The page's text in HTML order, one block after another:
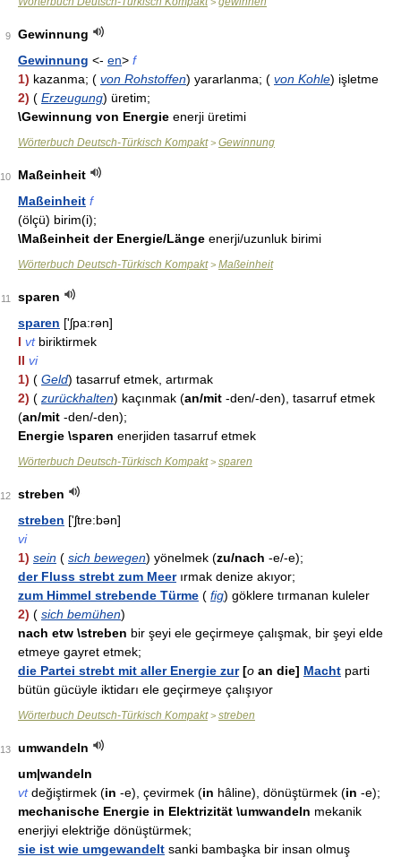
9
Gewinnung
Gewinnung <- en> f
1) kazanma; ( von Rohstoffen) yararlanma; ( von Kohle) işletme
2) ( Erzeugung) üretim;
\Gewinnung von Energie enerji üretimi
Wörterbuch Deutsch-Türkisch Kompakt> Gewinnung
10
Maßeinheit
Maßeinheit f
(ölçü) birim(i);
\Maßeinheit der Energie/Länge enerji/uzunluk birimi
Wörterbuch Deutsch-Türkisch Kompakt> Maßeinheit
11
sparen
sparen ['ʃpa:rən]
I vt biriktirmek
II vi
1) ( Geld) tasarruf etmek, artırmak
2) ( zurückhalten) kaçınmak (an/mit -den/-den), tasarruf etmek
(an/mit -den/-den);
Energie \sparen enerjiden tasarruf etmek
Wörterbuch Deutsch-Türkisch Kompakt> sparen
12
streben
streben ['ʃtre:bən]
vi
1) sein ( sich bewegen) yönelmek (zu/nach -e/-e);
der Fluss strebt zum Meerırmak denize akıyor;
zum Himmel strebende Türme ( fig) göklere tırmanan kuleler
2) ( sich bemühen)
nach etw \streben bir şeyi ele geçirmeye çalışmak, bir şeyi elde
etmeye gayret etmek;
die Partei strebt mit aller Energie zur [o an die] Macht parti
bütün gücüyle iktidarı ele geçirmeye çalışıyor
Wörterbuch Deutsch-Türkisch Kompakt> streben
13
umwandeln
um|wandeln
vt değiştirmek (in -e), çevirmek (in hâline), dönüştürmek (in -e);
mechanische Energie in Elektrizität \umwandeln mekanik
enerjiyi elektriğe dönüştürmek;
sie ist wie umgewandelt sanki bambaşka bir insan olmuş